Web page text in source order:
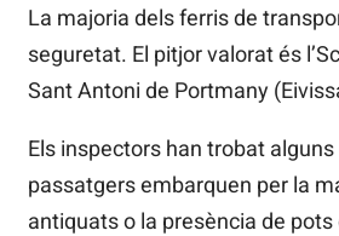
La majoria dels ferris de
seguretat. El pitjor valorat és
Sant Antoni de Portmany
Els inspectors han trobat
passatgers embarquen per la
antiquats o la presència de pots